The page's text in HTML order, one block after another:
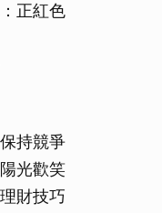
正紅色
持競爭
光歡笑
財技巧